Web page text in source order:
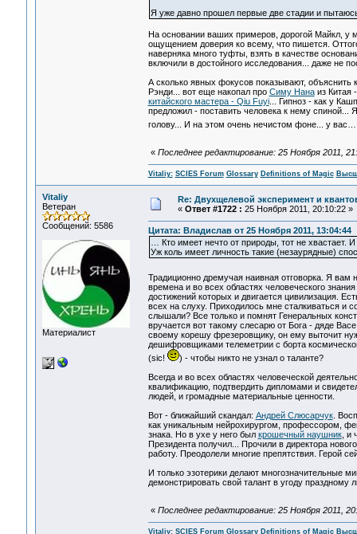
Я уже давно прошел первые две стадии и
На основании ваших примеров, дорогой Майкл, у
ощущением доверия ко всему, что пишется.
наверняка много туфты, взять в качестве
включили в достойного исследования... даже не
А сколько явных фокусов показывают,
Рэнди... вот еще накопал про Симу Нанаиз Китая
китайского мастера - Qiu Fuyi... Гипноз - как у
предложил - поставить человека к нему
голову... И на этом очень нечистом фоне... у
« Последнее редактирование: 25 Ноября 2011,
Vitaliy: SCIES Forum Glossary Definitions of Magic
Vitaliy
Ветеран
Сообщений: 5586
Материалист
Re: Двухщелевой эксперимент и
« Ответ #1722 : 25 Ноября 2011, 20:10:22 »
Цитата: Владислав от 25 Ноября 2011, 13:04:44
… Кто имеет нечто от природы, тот не хвастает.
Уж коль имеет личность такие (незаурядные)
Традиционно дремучая наивная отговорка. Я вам
времена и во всех областях человеческого
достижений которых и двигается цивилизация.
всех на слуху. Приходилось мне сталкиваться и
слышали? Все только и помнят Генеральных
вручается вот такому слесарю от Бога - дяде
своему корешу фрезеровщику, он ему выточит
дешифровщиками телеметрии с борта
(sic!
) - чтобы никто не узнал о таланте?
Всегда и во всех областях человеческой
квалификацию, подтвердить дипломами и
людей, и громадные материальные ценности.
Вот - ближайший скандал: Андрей Слюсарчук.
как уникальным нейрохирургом, профессором,
знака. Но в ухе у него был крошечный наушник, и
Президента получил... Прочили в директора
работу. Преодолели многие препятствия. Герой
И только эзотерики делают многозначительные
демонстрировать свой талант в угоду
« Последнее редактирование: 25 Ноября 2011,
Vitaliy: SCIES Forum Glossary Definitions of Magic